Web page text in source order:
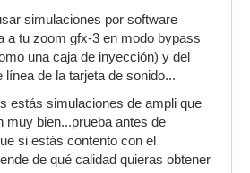
simulaciones por software
a tu zoom gfx-3 en modo bypass
una caja de inyección) y del
línea de la tarjeta de sonido...
estás simulaciones de ampli que
muy bien...prueba antes de
si estás contento con el
de qué calidad quieras obtener